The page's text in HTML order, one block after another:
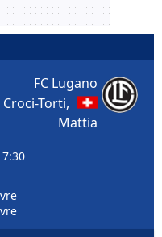
FC Lugano
Croci-Torti,
Mattia